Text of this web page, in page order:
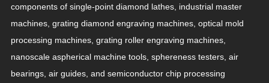
components of single-point diamond lathes, industrial master
machines, grating diamond engraving machines, optical mold
processing machines, grating roller engraving machines,
nanoscale aspherical machine tools, sphereness testers, air
bearings, air guides, and semiconductor chip processing